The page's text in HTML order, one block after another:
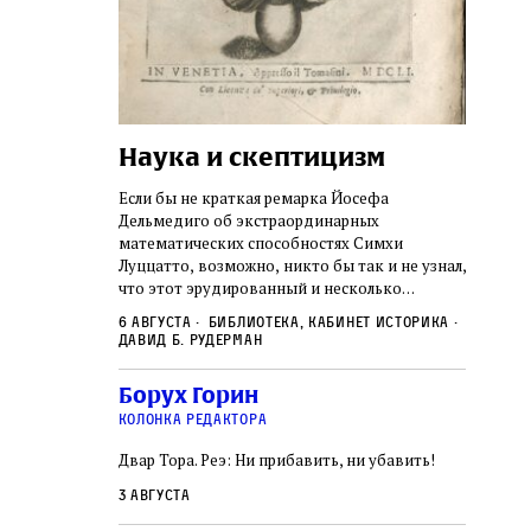
не
смысл и
и
как
человек,
возмущение
Наука и скептицизм
Если бы не краткая ремарка Йосефа
Дельмедиго об экстраординарных
математических способностях Симхи
Луццатто, возможно, никто бы так и не узнал,
что этот эрудированный и несколько
какое‑то отношение к научной деятельности.
из раввинов Венеции
6 августа
Библиотека, кабинет историка
Давид Б. Рудерман
Борух Горин
колонка редактора
Двар Тора. Реэ: Ни прибавить, ни убавить!
3 августа